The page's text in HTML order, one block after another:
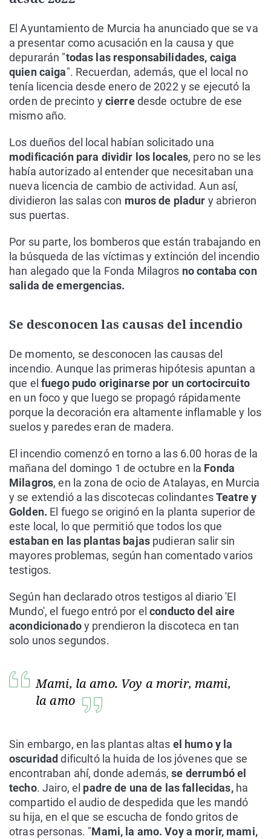
El Ayuntamiento de Murcia ha anunciado que se va
a presentar como acusación en la causa y que
depurarán "todas las responsabilidades, caiga
quien caiga". Recuerdan, además, que el local no
tenía licencia desde enero de 2022 y se ejecutó la
orden de precinto ycierredesde octubre de ese
mismo año.
Los dueños del local habían solicitado una
modificación para dividir los locales, pero no se les
había autorizado al entender que necesitaban una
nueva licencia de cambio de actividad. Aun así,
dividieron las salas con muros de pladur y abrieron
sus puertas.
Por su parte, los bomberos que están trabajando en
la búsqueda de las víctimas y extinción del incendio
han alegado que la Fonda Milagros no contaba con
salida de emergencias.
Se desconocen las causas del incendio
De momento, se desconocen las causas del
incendio. Aunque las primeras hipótesis apuntan a
que el fuego pudo originarse por un cortocircuito
en un foco y que luego se propagó rápidamente
porque la decoración era altamente inflamable y los
suelos y paredes eran de madera.
El incendio comenzó en torno a las 6.00 horas de la
mañana del domingo 1 de octubre en la Fonda
Milagros, en la zona de ocio de Atalayas, en Murcia
y se extendió a las discotecas colindantesTeatre y
Golden. El fuego se originó en la planta superior de
este local, lo que permitió que todos los que
estaban en las plantas bajas pudieran salir sin
mayores problemas, según han comentado varios
testigos.
Según han declarado otros testigos al diario 'El
Mundo', el fuego entró por el conducto del aire
acondicionadoy prendieron la discoteca en tan
solo unos segundos.
Mami, la amo. Voy a morir, mami,
la amo
Sin embargo, en las plantas altas el humo y la
oscuridaddificultó la huida de los jóvenes que se
encontraban ahí, donde además,se derrumbó el
techo. Jairo, el padre de una de las fallecidas, ha
compartido el audio de despedida que les mandó
su hija, en el que se escucha de fondo gritos de
otras personas. "Mami, la amo. Voy a morir, mami,